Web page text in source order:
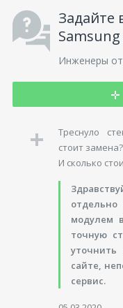
Задайте
Samsung
Инженеры
Треснуло
стоит замена?
И сколько
модулем
точную
сайте,
сервис.